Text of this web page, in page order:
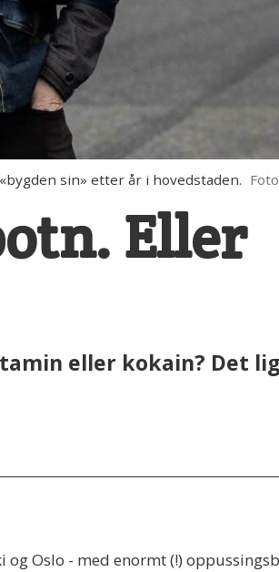
sin» etter år i hovedstaden.
Eller
eller kokain? Det
Oslo - med enormt (!)